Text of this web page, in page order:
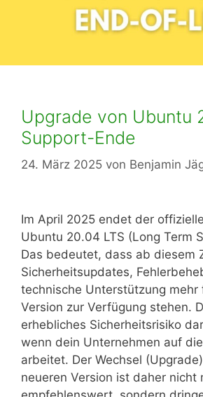
Upgrade von Ubuntu
Support-Ende
24. März 2025 von Benjamin
Im April 2025 endet der
Ubuntu 20.04 LTS (Long Term
Das bedeutet, dass ab diesem
Sicherheitsupdates,
technische Unterstützung mehr
Version zur Verfügung stehen.
erhebliches Sicherheitsrisiko
wenn dein Unternehmen auf
arbeitet. Der Wechsel
neueren Version ist daher nicht